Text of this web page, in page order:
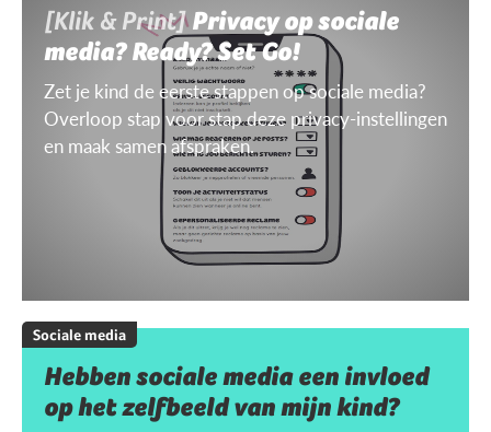
[Klik & Print]Privacy op sociale
media? Ready? Set Go!
Zet je kind de eerste stappen op sociale media?
Overloop stap voor stap deze privacy-instellingen
en maak samen afspraken.
Sociale media
Hebben sociale media een invloed
op het zelfbeeld van mijn kind?